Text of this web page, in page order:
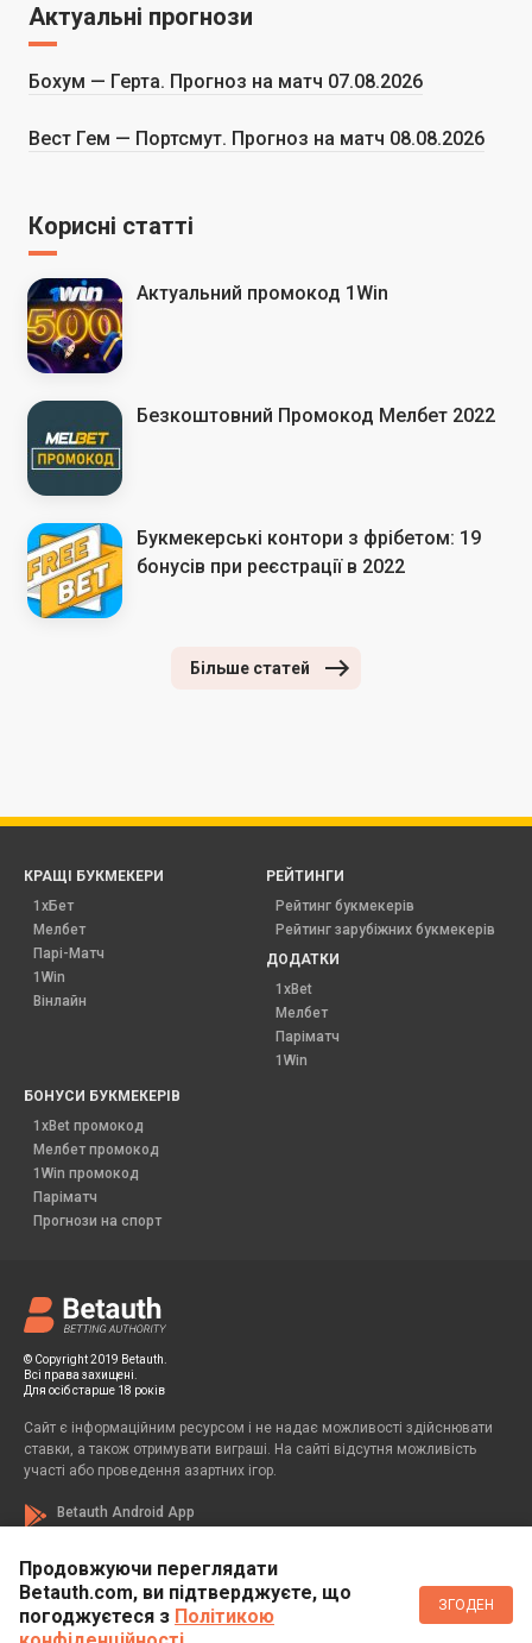
Актуальні прогнози
Бохум — Герта. Прогноз на матч 07.08.2026
Вест Гем — Портсмут. Прогноз на матч 08.08.2026
Корисні статті
Актуальний промокод 1Win
Безкоштовний Промокод Мелбет 2022
Букмекерські контори з фрібетом: 19
бонусів при реєстрації в 2022
Більше статей
Продовжуючи переглядати
Betauth.com, ви підтверджуєте, що
погоджуєтеся з Політикою
ЗГОДЕН
© Copyright 2019 Betauth.
Всі права захищені.
Для осіб старше 18 років
Сайт є інформаційним ресурсом і не надає можливості здійснювати
ставки, а також отримувати виграші. На сайті відсутня можливість
участі або проведення азартних ігор.
Betauth Android App
КРАЩІ БУКМЕКЕРИ
1хБет
Мелбет
Парі-Матч
1Win
Вінлайн
РЕЙТИНГИ
Рейтинг букмекерів
Рейтинг зарубіжних букмекерів
ДОДАТКИ
1xBet
Мелбет
Паріматч
1Win
БОНУСИ БУКМЕКЕРІВ
1xBet промокод
Мелбет промокод
1Win промокод
Паріматч
Прогнози на спорт
Если вы заметили у себя признаки зависимости от азартных игр, вы
всегда можете обратиться за помощью к специалисту: